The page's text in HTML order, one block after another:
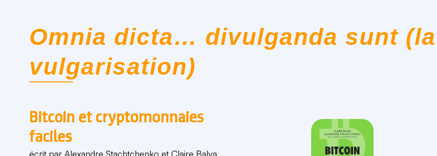
Omnia dicta… divulganda sunt (la
vulgarisation)
Bitcoin et cryptomonnaies
faciles
écrit par Alexandre Stachtchenko et Claire Balva,